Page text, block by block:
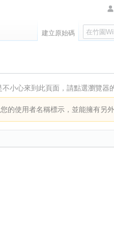
不小心來到此頁面，請點選瀏覽器
的使用者名稱標示，並能擁有另外
建立原始碼
搜